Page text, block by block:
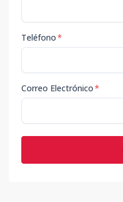
Teléfono*
Correo Electrónico*